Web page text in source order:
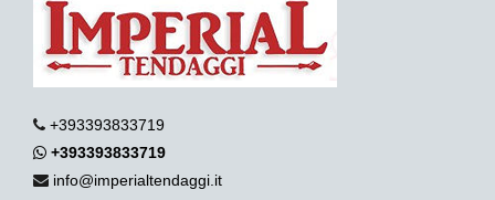
+393393833719
+393393833719
info@imperialtendaggi.it